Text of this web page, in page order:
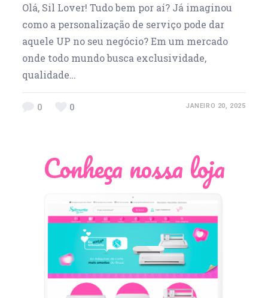
Olá, Sil Lover! Tudo bem por aí? Já imaginou
como a personalização de serviço pode dar
aquele UP no seu negócio? Em um mercado
onde todo mundo busca exclusividade,
qualidade…
0 0 JANEIRO 20, 2025
Conheça nossa loja
Léia Pastori